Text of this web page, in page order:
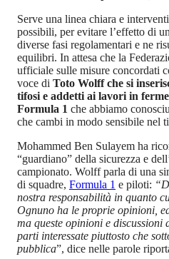
Serve una linea chiara e
possibili, per evitare l’effetto di
diverse fasi regolamentari e ne
equilibri. In attesa che la
ufficiale sulle misure concordati
voce di Toto Wolff che si
tifosi e addetti ai lavori in
Formula 1 che abbiamo
che cambi in modo sensibile nel
Mohammed Ben Sulayem ha
“guardiano” della sicurezza e
campionato. Wolff parla di una
di squadre, Formula 1 e piloti:
nostra responsabilità in quanto
Ognuno ha le proprie opinioni,
ma queste opinioni e discussioni
parti interessate piuttosto che
pubblica”, dice nelle parole